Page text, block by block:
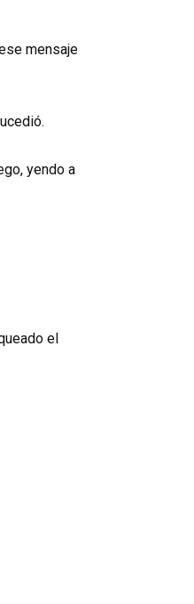
mensaje
yendo a
el